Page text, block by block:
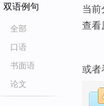
双语例句
全部
口语
书面语
论文
当前
查看
或者